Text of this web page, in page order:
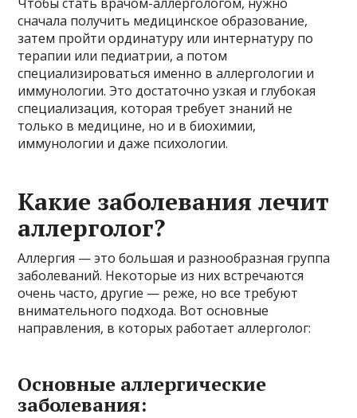
сначала получить медицинское образование,
затем пройти ординатуру или интернатуру по
терапии или педиатрии, а потом
специализироваться именно в аллергологии и
иммунологии. Это достаточно узкая и глубокая
специализация, которая требует знаний не
только в медицине, но и в биохимии,
иммунологии и даже психологии.
Какие заболевания лечит
аллерголог?
Аллергия — это большая и разнообразная группа
заболеваний. Некоторые из них встречаются
очень часто, другие — реже, но все требуют
внимательного подхода. Вот основные
направления, в которых работает аллерголог:
Основные аллергические
заболевания: